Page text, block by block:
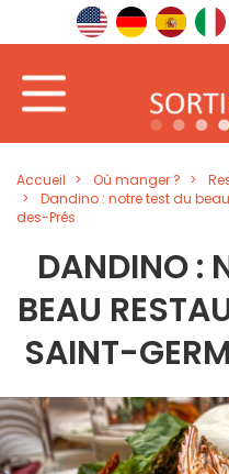
Accueil Où manger ?
Dandino : notre test du
des-Prés
DANDINO :
BEAU
SAINT-